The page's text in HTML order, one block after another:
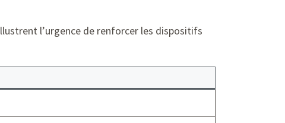
l’urgence de renforcer les dispositifs